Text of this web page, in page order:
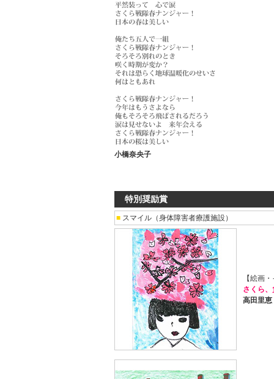
小橋奈央子
特別奨励賞
■ スマイル（身体障害者療護施設）
【絵画
さくら
高田里恵